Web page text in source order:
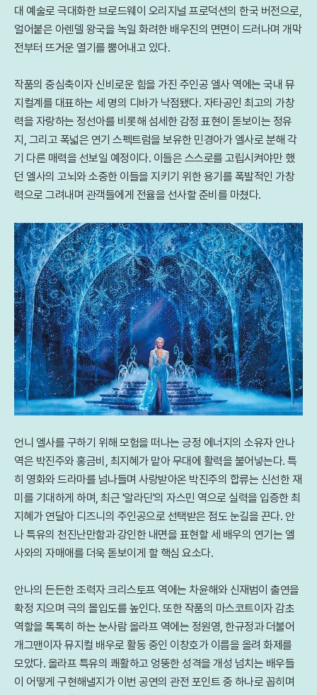
대 예술로 극대화한 브로드웨이 오리지널 프로덕션의 한국 버전으로,
얼어붙은 아렌델 왕국을 녹일 화려한 배우진의 면면이 드러나며 개막
전부터 뜨거운 열기를 뿜어내고 있다.
작품의 중심축이자 신비로운 힘을 가진 주인공 엘사 역에는 국내 뮤
지컬계를 대표하는 세 명의 디바가 낙점됐다. 자타공인 최고의 가창
력을 자랑하는 정선아를 비롯해 섬세한 감정 표현이 돋보이는 정유
지, 그리고 폭넓은 연기 스펙트럼을 보유한 민경아가 엘사로 분해 각
기 다른 매력을 선보일 예정이다. 이들은 스스로를 고립시켜야만 했
던 엘사의 고뇌와 소중한 이들을 지키기 위한 용기를 폭발적인 가창
력으로 그려내며 관객들에게 전율을 선사할 준비를 마쳤다.
언니 엘사를 구하기 위해 모험을 떠나는 긍정 에너지의 소유자 안나
역은 박진주와 홍금비, 최지혜가 맡아 무대에 활력을 불어넣는다. 특
히 영화와 드라마를 넘나들며 사랑받아온 박진주의 합류는 신선한 재
미를 기대하게 하며, 최근 '알라딘'의 자스민 역으로 실력을 입증한 최
지혜가 연달아 디즈니의 주인공으로 선택받은 점도 눈길을 끈다. 안
나 특유의 천진난만함과 강인한 내면을 표현할 세 배우의 연기는 엘
사와의 자매애를 더욱 돋보이게 할 핵심 요소다.
안나의 든든한 조력자 크리스토프 역에는 차윤해와 신재범이 출연을
확정 지으며 극의 몰입도를 높인다. 또한 작품의 마스코트이자 감초
역할을 톡톡히 하는 눈사람 올라프 역에는 정원영, 한규정과 더불어
개그맨이자 뮤지컬 배우로 활동 중인 이창호가 이름을 올려 화제를
모았다. 올라프 특유의 쾌활하고 엉뚱한 성격을 개성 넘치는 배우들
이 어떻게 구현해낼지가 이번 공연의 관전 포인트 중 하나로 꼽히며